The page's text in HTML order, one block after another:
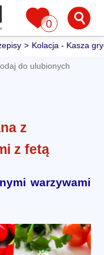
0
Kolacja - Kasza
do ulubionych
z
z fetą
warzywami